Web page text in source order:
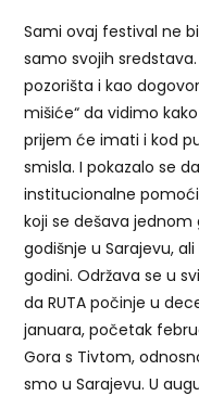
Sami ovaj festival ne
samo svojih
pozorišta i kao
mišiće“ da vidimo
prijem će imati i kod
smisla. I pokazalo se
institucionalne
koji se dešava
godišnje u Sarajevu,
godini. Održava se u
da RUTA počinje u
januara, početak
Gora s Tivtom,
smo u Sarajevu. U